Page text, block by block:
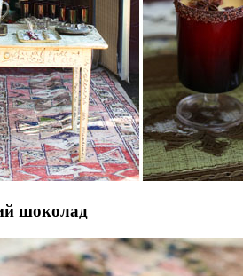
шоколад